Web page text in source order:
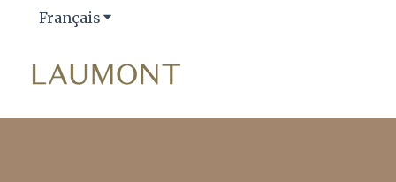
Français Afficher le sous-menu pour les